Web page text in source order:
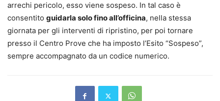
arrechi pericolo, esso viene sospeso. In tal caso è
consentito guidarla solo fino all’officina, nella stessa
giornata per gli interventi di ripristino, per poi tornare
presso il Centro Prove che ha imposto l’Esito “Sospeso”,
sempre accompagnato da un codice numerico.